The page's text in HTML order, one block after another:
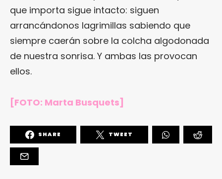
que importa sigue intacto: siguen
arrancándonos lagrimillas sabiendo que
siempre caerán sobre la colcha algodonada
de nuestra sonrisa. Y ambas las provocan
ellos.
[FOTO: Marta Busquets]
SHARE TWEET